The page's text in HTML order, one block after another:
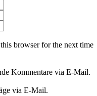
browser for the next time
Kommentare via E-Mail.
via E-Mail.